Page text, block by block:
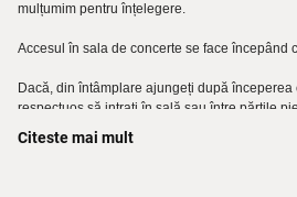
mulțumim pentru înțelegere.
Accesul în sala de concerte se face începând
Dacă, din întâmplare ajungeți după
respectuos să intrați în sală sau între părțile
Pentru buna desfășurare a actului artistic,
Citeste mai mult